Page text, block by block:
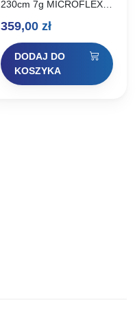
230cm 7g MICROFLEX
– wędka superlekka, z
przeznaczona do technik
light i ultralight.
Zachowuje…
359,00 zł
DODAJ DO
KOSZYKA